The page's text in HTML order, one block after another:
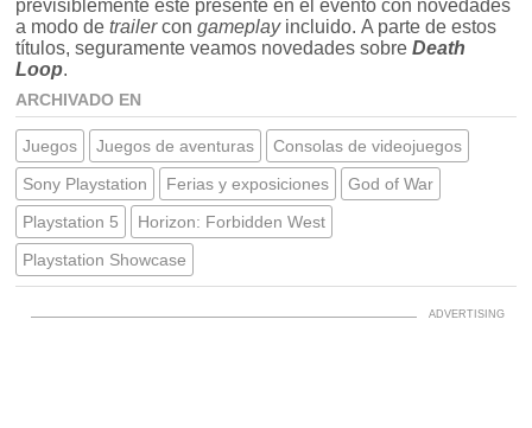
previsiblemente esté presente en el evento con novedades
a modo detrailercongameplayincluido. A parte de estos
títulos, seguramente veamos novedades sobreDeath
Loop.
ARCHIVADO EN
Juegos Juegos de aventuras
Consolas de videojuegos
Sony Playstation
Ferias y exposiciones
God of War
Playstation 5
Horizon: Forbidden West
Playstation Showcase